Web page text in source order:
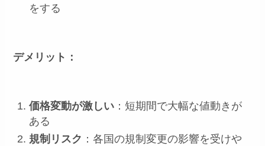
をする
デメリット：
価格変動が激しい ：短期間で大幅な値動きが
ある
規制リスク ：各国の規制変更の影響を受けや